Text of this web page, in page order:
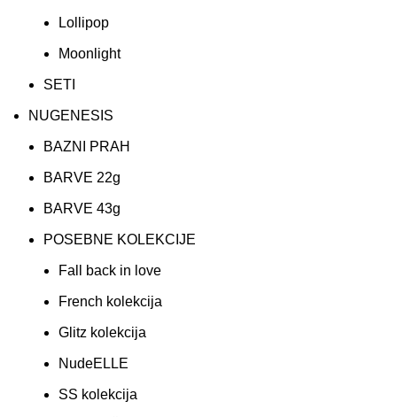
Lollipop
Moonlight
SETI
NUGENESIS
BAZNI PRAH
BARVE 22g
BARVE 43g
POSEBNE KOLEKCIJE
Fall back in love
French kolekcija
Glitz kolekcija
NudeELLE
SS kolekcija